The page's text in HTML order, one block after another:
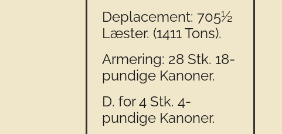
Deplacement: 705½
Læster. (1411 Tons).
Armering: 28 Stk. 18-
pundige Kanoner.
D. for 4 Stk. 4-
pundige Kanoner.